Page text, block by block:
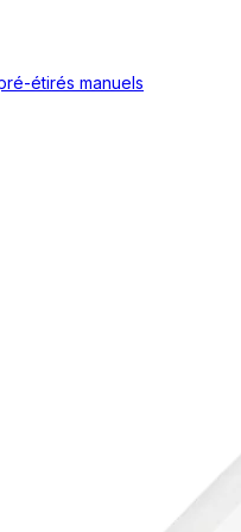
étirés manuels